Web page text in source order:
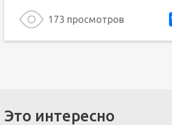
173 просмотров
Это интересно